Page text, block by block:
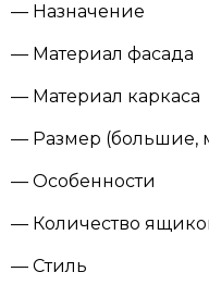
— Назначение
— Материал фасада
— Материал каркаса
— Размер (большие,
— Особенности
— Количество
— Стиль